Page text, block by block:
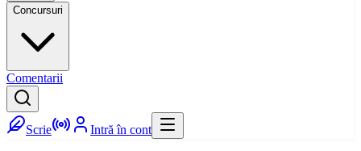
Concursuri
Comentarii
Scrie Intră în cont